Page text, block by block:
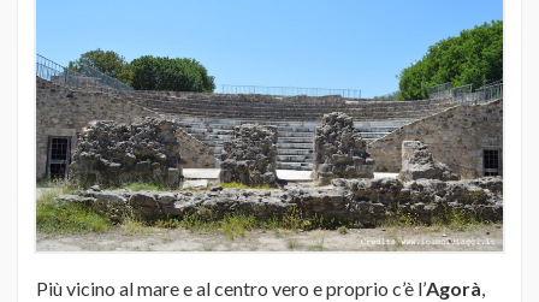
Più vicino al mare e al centro vero e proprio c’è l’Agorà,